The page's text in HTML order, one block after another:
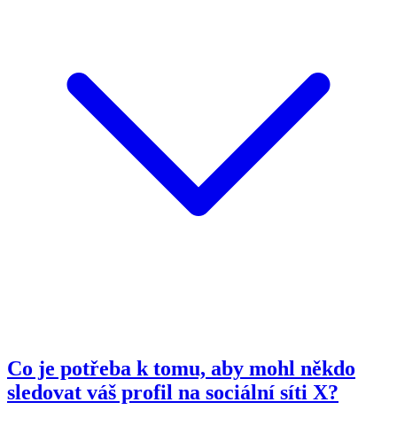
Co je potřeba k tomu, aby mohl někdo
sledovat váš profil na sociální síti X?